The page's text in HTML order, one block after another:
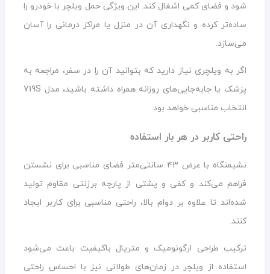
شود و فضای کمی اشغال کند. این ویژگی حمل ویلچر با خودرو را
ساده‌تر کرده و نگهداری آن در منزل یا مراکز درمانی را آسان
می‌سازد.
اگر به ویلچری نیاز دارید که بتوانید آن را در سفر، مراجعه به
پزشک یا جابه‌جایی‌های روزانه همراه داشته باشید، مدل 719S
انتخاب مناسبی خواهد بود.
راحتی کاربر در هر بار استفاده
نشیمنگاه با عرض ۴۳ سانتی‌متر فضای مناسبی برای نشستن
فراهم می‌کند و کفی و پشتی از پارچه برزنتی مقاوم تولید
شده‌اند تا علاوه بر دوام بالا، راحتی مناسبی برای کاربر ایجاد
کنند.
ترکیب طراحی ارگونومیک و متریال باکیفیت باعث می‌شود
استفاده از ویلچر در زمان‌های طولانی نیز با احساس راحتی